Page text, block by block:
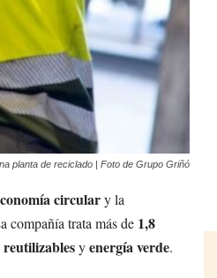
planta de reciclado | Foto de Grupo Griñó
circulary la
compañía trata más de 1,8
yenergía verde.